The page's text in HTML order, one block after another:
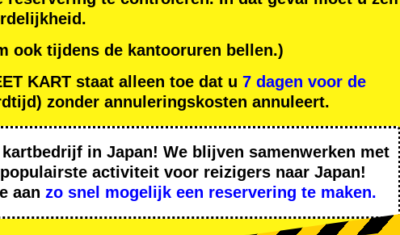
ook tijdens de kantooruren bellen.)
KART staat alleen toe dat u 7 dagen voor de
zonder annuleringskosten annuleert.
in Japan! We blijven samenwerken met
populairste activiteit voor reizigers naar Japan!
aan zo snel mogelijk een reservering te maken.